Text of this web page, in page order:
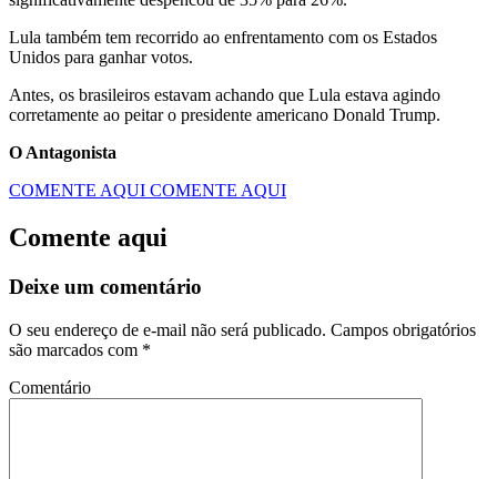
Lula também tem recorrido ao enfrentamento com os Estados
Unidos para ganhar votos.
Antes, os brasileiros estavam achando que Lula estava agindo
corretamente ao peitar o presidente americano Donald Trump.
O Antagonista
COMENTE AQUI COMENTE AQUI
Comente aqui
Deixe um comentário
O seu endereço de e-mail não será publicado. Campos obrigatórios
são marcados com *
Comentário